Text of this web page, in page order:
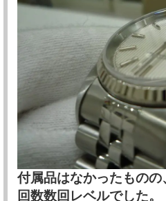
付属品はなかったもの
回数数回レベルでした。